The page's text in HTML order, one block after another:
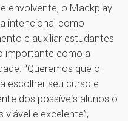
envolvente, o Mackplay
intencional como
e auxiliar estudantes
importante como a
“Queremos que o
escolher seu curso e
dos possíveis alunos o
e excelente”,